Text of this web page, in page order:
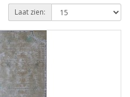
Laat zien: